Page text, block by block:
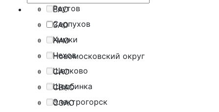
Реутов
Серпухов
Химки
Чехов
Щелково
Щербинка
Электрогорск
ВАО
ЗАО
НАО
Новомосковский округ
САО
СВАО
СЗАО